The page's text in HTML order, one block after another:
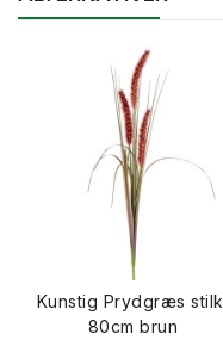
Kunstig Prydgræs stilk,
80cm brun